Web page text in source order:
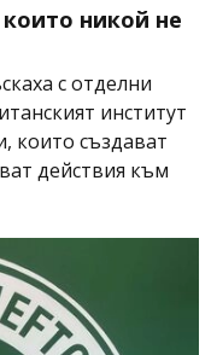
никой не
с отделни
институт
които създават
действия към